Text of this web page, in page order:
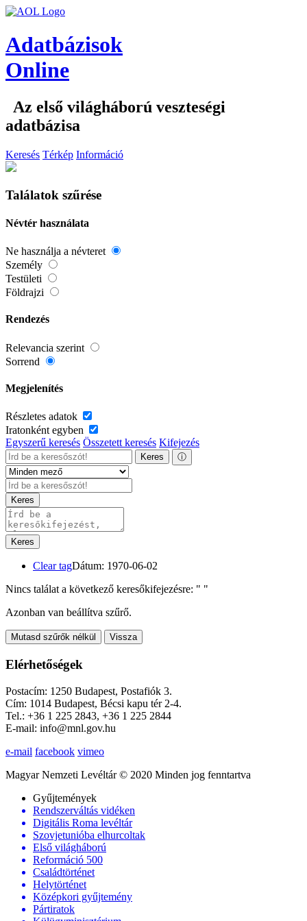
Adatbázisok
Online
Az első világháború veszteségi
adatbázisa
Keresés Térkép Információ
Találatok szűrése
Névtér használata
Ne használja a névteret
Személy
Testületi
Földrajzi
Rendezés
Relevancia szerint
Sorrend
Megjelenítés
Részletes adatok
Iratonként egyben
Egyszerű keresés Összetett keresés Kifejezés
Keres ⓘ
Keres
Keres
Clear tagDátum: 1970-06-02
Nincs találat a következő keresőkifejezésre: " "
Azonban van beállítva szűrő.
Mutasd szűrők nélkül Vissza
Elérhetőségek
Postacím: 1250 Budapest, Postafiók 3.
Cím: 1014 Budapest, Bécsi kapu tér 2-4.
Tel.: +36 1 225 2843, +36 1 225 2844
E-mail: info@mnl.gov.hu
e-mail facebook vimeo
Magyar Nemzeti Levéltár © 2020 Minden jog fenntartva
Gyűjtemények
Rendszerváltás vidéken
Digitális Roma levéltár
Szovjetunióba elhurcoltak
Első világháború
Reformáció 500
Családtörténet
Helytörténet
Középkori gyűjtemény
Pártiratok